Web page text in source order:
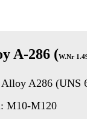
A-286 (W.Nr
Alloy A286 (UNS
M10-M120